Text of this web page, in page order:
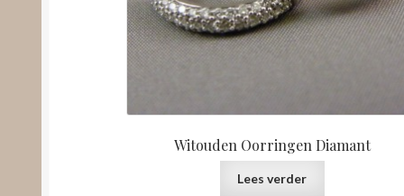
Witouden Oorringen Diamant
Lees verder